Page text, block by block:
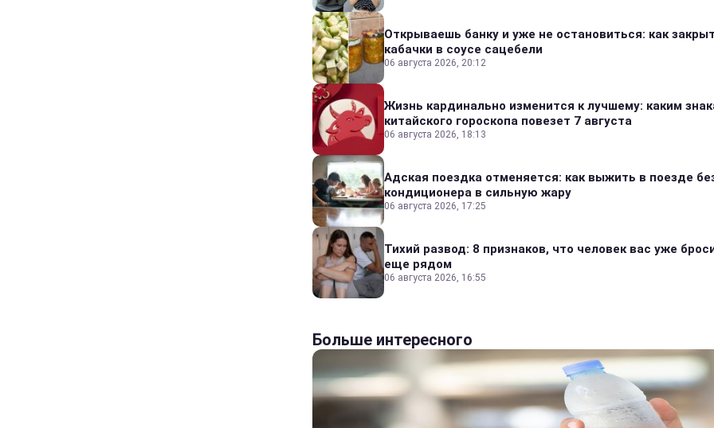
Открываешь банку и уже не остановиться: как
кабачки в соусе сацебели
06 августа 2026, 20:12
Жизнь кардинально изменится к лучшему: каким
китайского гороскопа повезет 7 августа
06 августа 2026, 18:13
Адская поездка отменяется: как выжить в поезде
кондиционера в сильную жару
06 августа 2026, 17:25
Тихий развод: 8 признаков, что человек вас уже
еще рядом
06 августа 2026, 16:55
Больше интересного